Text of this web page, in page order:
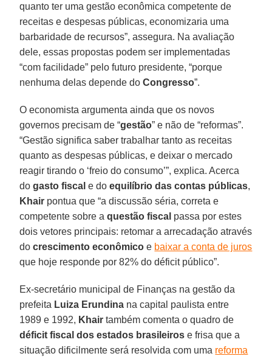
quanto ter uma gestão econômica competente de
receitas e despesas públicas, economizaria uma
barbaridade de recursos”, assegura. Na avaliação
dele, essas propostas podem ser implementadas
“com facilidade” pelo futuro presidente, “porque
nenhuma delas depende doCongresso”.
O economista argumenta ainda que os novos
governos precisam de “gestão” e não de “reformas”.
“Gestão significa saber trabalhar tanto as receitas
quanto as despesas públicas, e deixar o mercado
reagir tirando o ‘freio do consumo’”, explica. Acerca
dogasto fiscal e doequilíbrio das contas públicas,
Khair pontua que “a discussão séria, correta e
competente sobre a questão fiscal passa por estes
dois vetores principais: retomar a arrecadação através
docrescimento econômico e baixar a conta de juros
que hoje responde por 82% do déficit público”.
Ex-secretário municipal de Finanças na gestão da
prefeita Luiza Erundina na capital paulista entre
1989 e 1992, Khair também comenta o quadro de
déficit fiscal dos estados brasileiros e frisa que a
situação dificilmente será resolvida com uma reforma